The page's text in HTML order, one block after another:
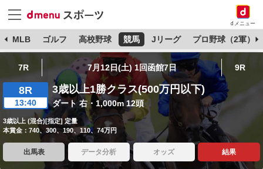
dメニュー
MLB ゴルフ 高校野球 競馬 Jリーグ プロ野球（2軍）
7R 7月12日(土) 1回函館7日 9R
8R
13:40
3歳以上1勝クラス(500万円以下)
ダート 右・1,000m 12頭
3歳以上 (混合)[指定] 定量
本賞金：740、300、190、110、74万円
出馬表 データ分析 オッズ 結果